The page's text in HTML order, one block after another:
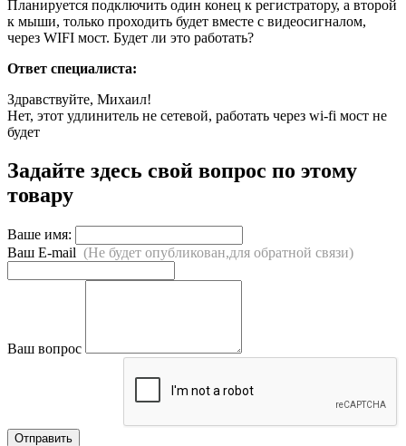
Планируется подключить один конец к регистратору, а второй
к мыши, только проходить будет вместе с видеосигналом,
через WIFI мост. Будет ли это работать?
Ответ специалиста:
Здравствуйте, Михаил!
Нет, этот удлинитель не сетевой, работать через wi-fi мост не
будет
Задайте здесь свой вопрос по этому
товару
Ваше имя:
Ваш E-mail (Не будет опубликован,для обратной связи)
Ваш вопрос
Отправить